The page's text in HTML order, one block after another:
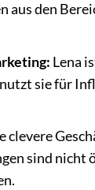
den
Lena
sie für
clevere
sind